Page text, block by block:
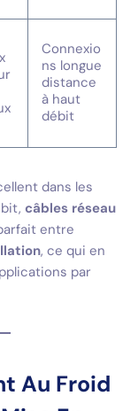
Connexio
ns longue
distance
à haut
débit
dans les
câbles réseau
entre
, ce qui en
par
Au Froid